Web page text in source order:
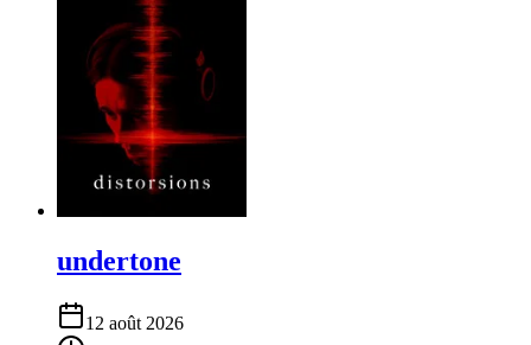
undertone
12 août 2026